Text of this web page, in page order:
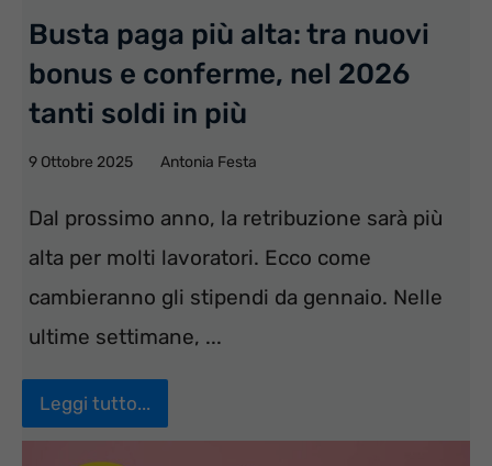
Busta paga più alta: tra nuovi
bonus e conferme, nel 2026
tanti soldi in più
9 Ottobre 2025 Antonia Festa
Dal prossimo anno, la retribuzione sarà più
alta per molti lavoratori. Ecco come
cambieranno gli stipendi da gennaio. Nelle
ultime settimane, ...
Leggi tutto...